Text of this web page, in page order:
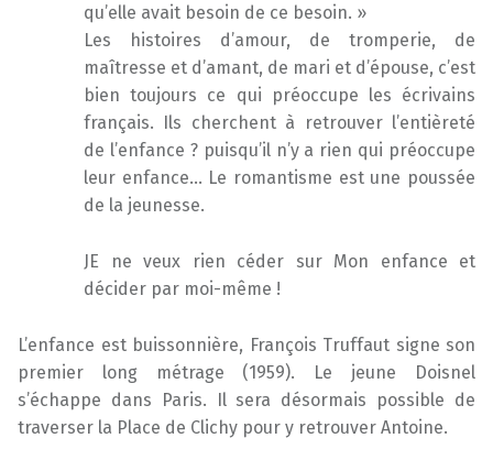
qu’elle avait besoin de ce besoin. »
Les histoires d’amour, de tromperie, de
maîtresse et d’amant, de mari et d’épouse, c’est
bien toujours ce qui préoccupe les écrivains
français. Ils cherchent à retrouver l’entièreté
de l’enfance ? puisqu’il n’y a rien qui préoccupe
leur enfance… Le romantisme est une poussée
de la jeunesse.
JE ne veux rien céder sur Mon enfance et
décider par moi-même !
L’enfance est buissonnière, François Truffaut signe son
premier long métrage (1959). Le jeune Doisnel
s’échappe dans Paris. Il sera désormais possible de
traverser la Place de Clichy pour y retrouver Antoine.